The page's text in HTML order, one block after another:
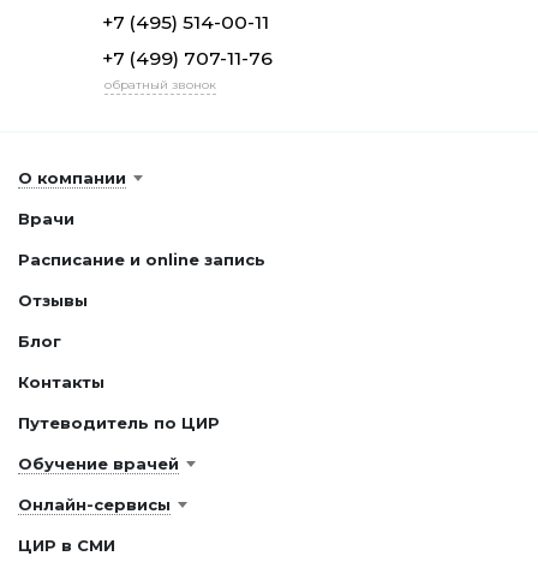
+7 (495) 514-00-11
+7 (499) 707-11-76
обратный звонок
О компании
Врачи
Расписание и online запись
Отзывы
Блог
Контакты
Путеводитель по ЦИР
Обучение врачей
Онлайн-сервисы
ЦИР в СМИ